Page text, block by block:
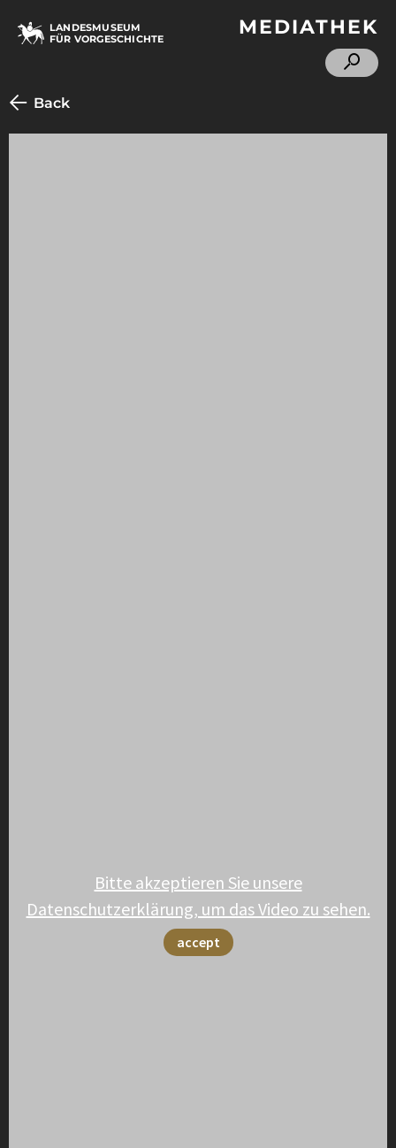
LANDESMUSEUM
FÜR VORGESCHICHTE
MEDIATHEK
Back
Bitte akzeptieren Sie unsere
Datenschutzerklärung, um das Video zu sehen.
accept